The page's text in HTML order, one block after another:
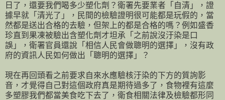
日了，還要我們喝多少塑化劑？衛署先要業者「自清」，證
據早就「清光了」，民間的檢驗證明很可能都是玩假的，當
然都是送出合格的去驗，但架上的都是合格的嗎？例如盛香
珍直到果凍被驗出含塑化劑才坦承「之前說沒汙染是口
誤」，衛署官員還說「相信人民會做聰明的選擇」，沒有政
府的資訊人民如何做出「聰明的選擇」？
現在再回頭看之前要求自來水應驗核汙染的下方的質詢影
音，才覺得自己對這個政府真是期待過多了，食物裡有這麼
多塑膠我們都當美食吃下去了，衛食相關法律及檢驗都形同